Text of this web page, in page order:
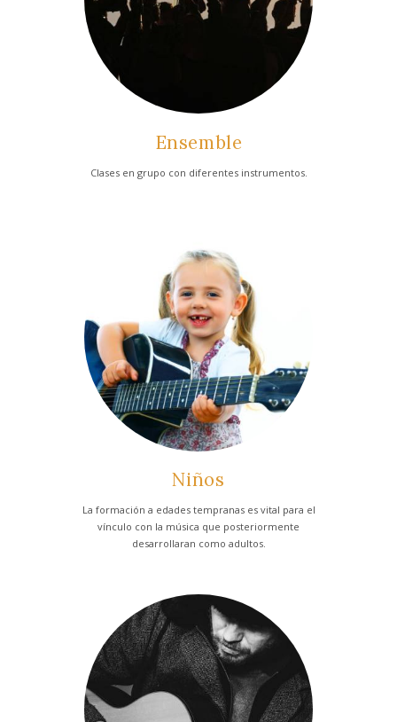
Ensemble
Clases en grupo con diferentes instrumentos.
Niños
La formación a edades tempranas es vital para el
vínculo con la música que posteriormente
desarrollaran como adultos.